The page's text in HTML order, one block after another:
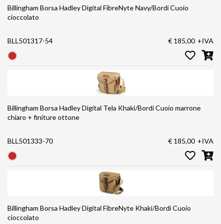
Billingham Borsa Hadley Digital FibreNyte Navy/Bordi Cuoio
cioccolato
BLL501317-54 € 185,00 +IVA
Billingham Borsa Hadley Digital Tela Khaki/Bordi Cuoio marrone
chiaro + finiture ottone
BLL501333-70 € 185,00 +IVA
Billingham Borsa Hadley Digital FibreNyte Khaki/Bordi Cuoio
cioccolato